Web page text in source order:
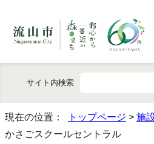
サイト内検索
現在の位置： トップページ > 施
かさごスクールセントラル